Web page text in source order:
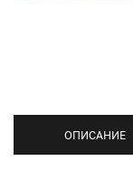
ОПИСАНИЕ